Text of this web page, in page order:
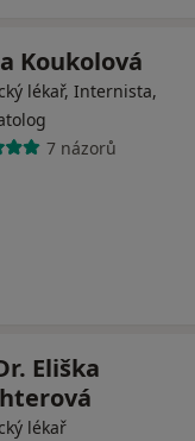
Koukolová
lékař, Internista,
7 názorů
Eliška
lékař